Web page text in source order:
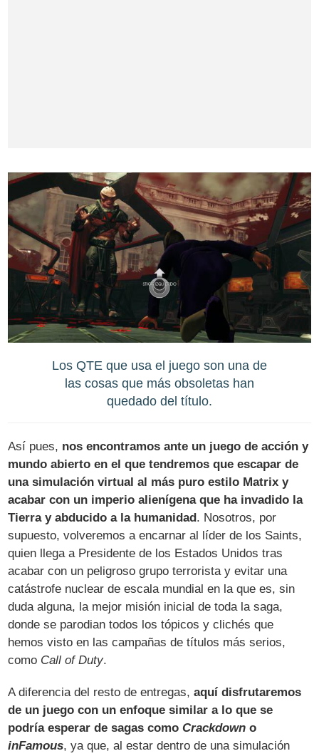
Los QTE que usa el juego son una de
las cosas que más obsoletas han
quedado del título.
Así pues, nos encontramos ante un juego de acción y
mundo abierto en el que tendremos que escapar de
una simulación virtual al más puro estilo Matrix y
acabar con un imperio alienígena que ha invadido la
Tierra y abducido a la humanidad . Nosotros, por
supuesto, volveremos a encarnar al líder de los Saints,
quien llega a Presidente de los Estados Unidos tras
acabar con un peligroso grupo terrorista y evitar una
catástrofe nuclear de escala mundial en la que es, sin
duda alguna, la mejor misión inicial de toda la saga,
donde se parodian todos los tópicos y clichés que
hemos visto en las campañas de títulos más serios,
como Call of Duty.
A diferencia del resto de entregas,aquí disfrutaremos
de un juego con un enfoque similar a lo que se
podría esperar de sagas comoCrackdown o
inFamous, ya que, al estar dentro de una simulación